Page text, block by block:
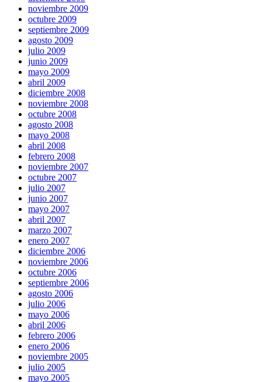
noviembre 2009
octubre 2009
septiembre 2009
agosto 2009
julio 2009
junio 2009
mayo 2009
abril 2009
diciembre 2008
noviembre 2008
octubre 2008
agosto 2008
mayo 2008
abril 2008
febrero 2008
noviembre 2007
octubre 2007
julio 2007
junio 2007
mayo 2007
abril 2007
marzo 2007
enero 2007
diciembre 2006
noviembre 2006
octubre 2006
septiembre 2006
agosto 2006
julio 2006
mayo 2006
abril 2006
febrero 2006
enero 2006
noviembre 2005
julio 2005
mayo 2005